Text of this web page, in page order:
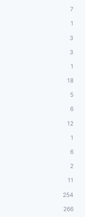
7
1
3
3
1
18
5
6
12
1
6
2
11
254
266